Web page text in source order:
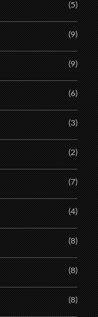
(5)
(9)
(9)
(6)
(3)
(2)
(7)
(4)
(8)
(8)
(8)